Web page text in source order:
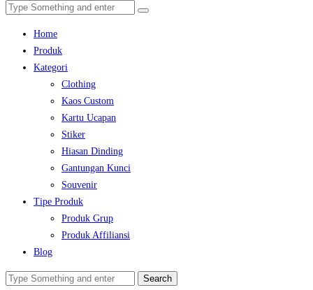
Home
Produk
Kategori
Clothing
Kaos Custom
Kartu Ucapan
Stiker
Hiasan Dinding
Gantungan Kunci
Souvenir
Tipe Produk
Produk Grup
Produk Affiliansi
Blog
Search